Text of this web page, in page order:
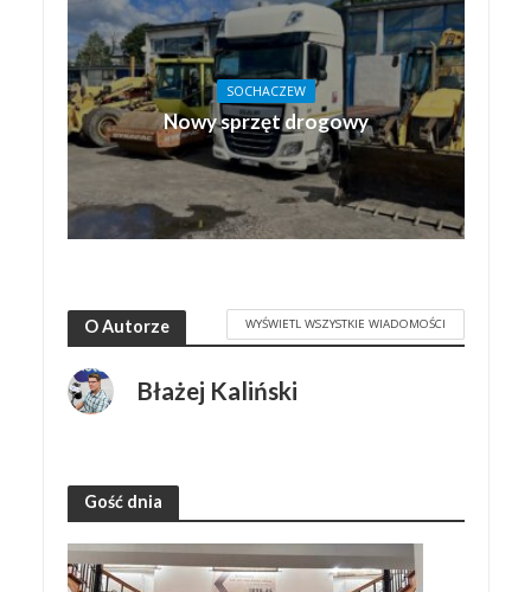
SOCHACZEW
Nowy sprzęt drogowy
O Autorze WYŚWIETL WSZYSTKIE WIADOMOŚCI
Błażej Kaliński
Gość dnia